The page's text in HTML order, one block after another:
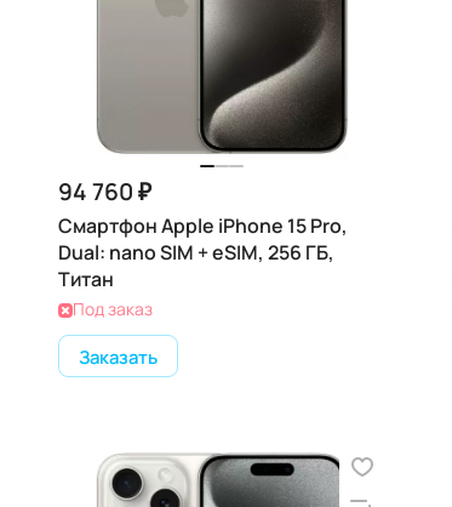
94 760 ₽
Смартфон Apple iPhone 15 Pro,
Dual: nano SIM + eSIM, 256 ГБ,
Титан
Под заказ
Заказать